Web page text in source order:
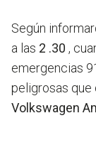
Según
a las 2 .30 ,
emergencias
peligrosas que
Volkswagen